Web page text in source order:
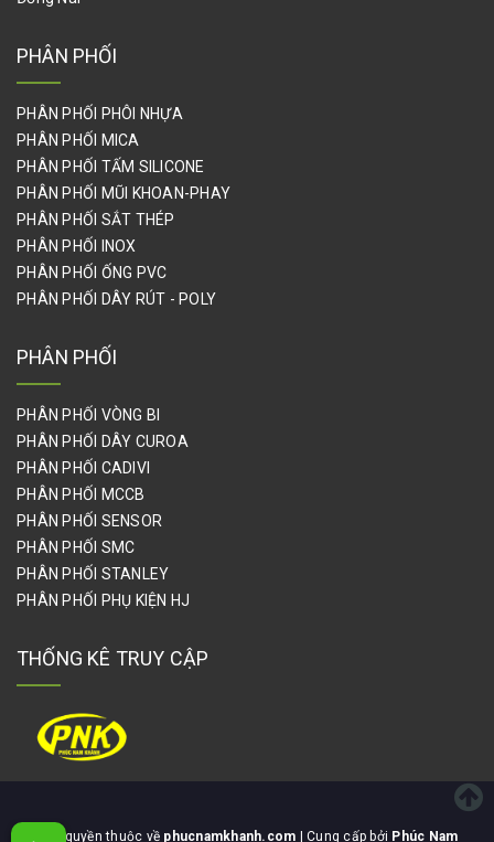
PHÂN PHỐI
PHÂN PHỐI PHÔI NHỰA
PHÂN PHỐI MICA
PHÂN PHỐI TẤM SILICONE
PHÂN PHỐI MŨI KHOAN-PHAY
PHÂN PHỐI SẮT THÉP
PHÂN PHỐI INOX
PHÂN PHỐI ỐNG PVC
PHÂN PHỐI DÂY RÚT - POLY
PHÂN PHỐI
PHÂN PHỐI VÒNG BI
PHÂN PHỐI DÂY CUROA
PHÂN PHỐI CADIVI
PHÂN PHỐI MCCB
PHÂN PHỐI SENSOR
PHÂN PHỐI SMC
PHÂN PHỐI STANLEY
PHÂN PHỐI PHỤ KIỆN HJ
THỐNG KÊ TRUY CẬP
Bản quyền thuộc về phucnamkhanh.com | Cung cấp bởi Phúc Nam